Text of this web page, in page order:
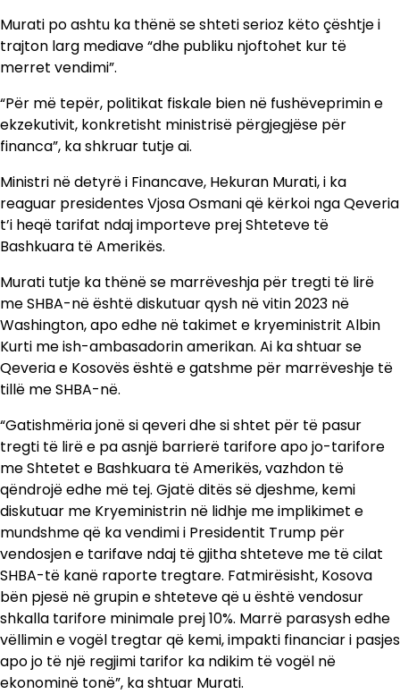
Murati po ashtu ka thënë se shteti serioz këto çështje i
trajton larg mediave “dhe publiku njoftohet kur të
merret vendimi”.
“Për më tepër, politikat fiskale bien në fushëveprimin e
ekzekutivit, konkretisht ministrisë përgjegjëse për
financa”, ka shkruar tutje ai.
Ministri në detyrë i Financave, Hekuran Murati, i ka
reaguar presidentes Vjosa Osmani që kërkoi nga Qeveria
t’i heqë tarifat ndaj importeve prej Shteteve të
Bashkuara të Amerikës.
Murati tutje ka thënë se marrëveshja për tregti të lirë
me SHBA-në është diskutuar qysh në vitin 2023 në
Washington, apo edhe në takimet e kryeministrit Albin
Kurti me ish-ambasadorin amerikan. Ai ka shtuar se
Qeveria e Kosovës është e gatshme për marrëveshje të
tillë me SHBA-në.
“Gatishmëria jonë si qeveri dhe si shtet për të pasur
tregti të lirë e pa asnjë barrierë tarifore apo jo-tarifore
me Shtetet e Bashkuara të Amerikës, vazhdon të
qëndrojë edhe më tej. Gjatë ditës së djeshme, kemi
diskutuar me Kryeministrin në lidhje me implikimet e
mundshme që ka vendimi i Presidentit Trump për
vendosjen e tarifave ndaj të gjitha shteteve me të cilat
SHBA-të kanë raporte tregtare. Fatmirësisht, Kosova
bën pjesë në grupin e shteteve që u është vendosur
shkalla tarifore minimale prej 10%. Marrë parasysh edhe
vëllimin e vogël tregtar që kemi, impakti financiar i pasjes
apo jo të një regjimi tarifor ka ndikim të vogël në
ekonominë tonë”, ka shtuar Murati.